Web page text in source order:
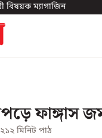
বিষয়ক ম্যাগাজিন
ফাঙ্গাস
২ মিনিট পাঠ